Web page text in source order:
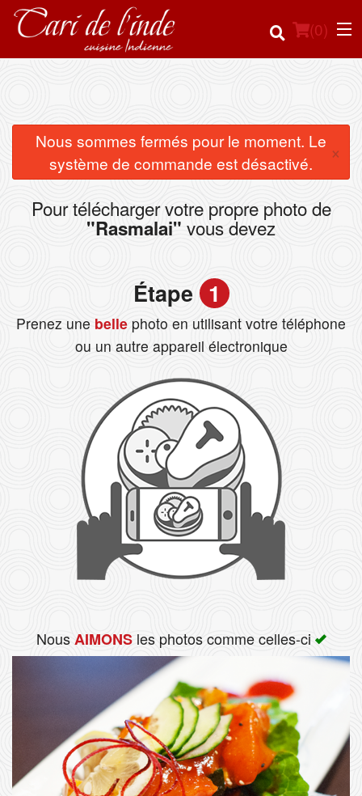
(0)
Commander en ligne
Emplacement
Français
Nous sommes fermés pour le moment. Le
système de commande est désactivé.
×
Pour télécharger votre propre photo de
"Rasmalai" vous devez
Étape 1
Prenez une belle photo en utilisant votre téléphone
ou un autre appareil électronique
NousAIMONSles photos comme celles-ci